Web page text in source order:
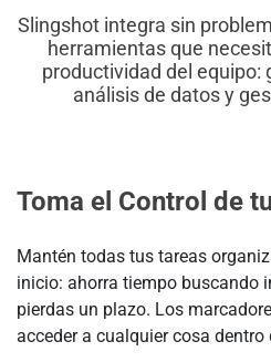
Slingshot integra sin
herramientas que
productividad del equipo:
análisis de datos y
Toma el Control de
Mantén todas tus tareas
inicio: ahorra tiempo buscando
pierdas un plazo. Los
acceder a cualquier cosa